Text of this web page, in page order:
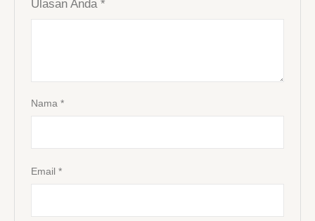
Ulasan Anda*
Nama*
Email*